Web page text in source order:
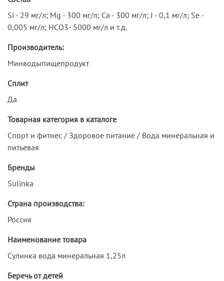
Si - 29 мг/л; Mg - 300 мг/л; Са - 300 мг/л; J - 0,1 мг/л; Se -
0,005 мг/л; НСО3- 5000 мг/л и т.д.
Производитель:
Минводыпищепродукт
Сплит
Да
Товарная категория в каталоге
Спорт и фитнес / Здоровое питание / Вода минеральная и
питьевая
Бренды
Sulinka
Страна производства:
Россия
Наименование товара
Сулинка вода минеральная 1,25л
Беречь от детей